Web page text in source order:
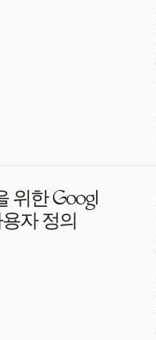
위한 Googl
자 정의